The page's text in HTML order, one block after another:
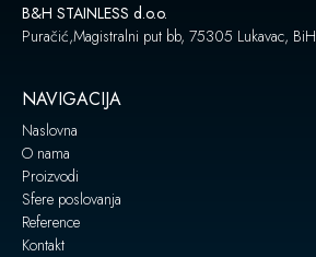
B&H STAINLESS d.o.o.
Puračić,Magistralni put bb, 75305 Lukavac, BiH
NAVIGACIJA
Naslovna
O nama
Proizvodi
Sfere poslovanja
Reference
Kontakt